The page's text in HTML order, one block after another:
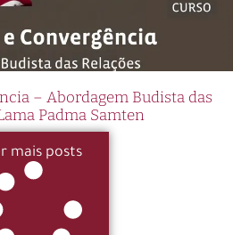
– Abordagem Budista das
Padma Samten
mais posts